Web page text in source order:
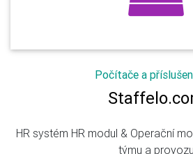
Počítače a
HR systém HR modul & Operační
týmu a provozu